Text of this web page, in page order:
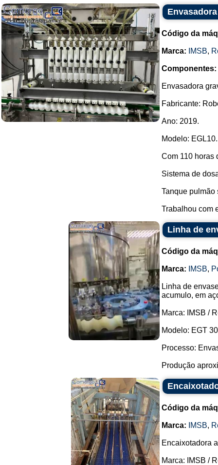
Código da
Marca: IMSB,
Componentes:
Envasadora
Fabricante:
Ano: 2019.
Modelo:
Com 110 horas
Sistema de
Tanque pulmão
Trabalhou com
Linha de
Código da
Marca: IMSB,
Linha de
acumulo, em
Marca: IMSB /
Modelo: EGT
Processo:
Produção
Código da
Marca: IMSB,
Encaixotadora
Marca: IMSB /